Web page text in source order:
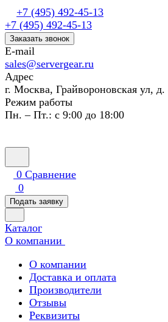
+7 (495) 492-45-13
+7 (495) 492-45-13
Заказать звонок
E-mail
sales@servergear.ru
Адрес
г. Москва, Грайвороновская ул,
Режим работы
Пн. – Пт.: с 9:00 до 18:00
0 Сравнение
0
Подать заявку
Каталог
О компании
О компании
Доставка и оплата
Производители
Отзывы
Реквизиты